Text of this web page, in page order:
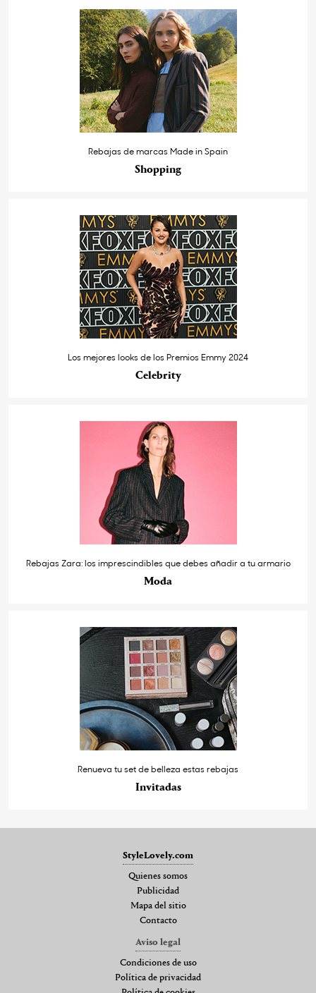
Rebajas de marcas Made in Spain
Shopping
Los mejores looks de los Premios Emmy 2024
Celebrity
Rebajas Zara: los imprescindibles que debes añadir a tu armario
Moda
Renueva tu set de belleza estas rebajas
Invitadas
StyleLovely.com
Quienes somos
Publicidad
Mapa del sitio
Contacto
Aviso legal
Condiciones de uso
Política de privacidad